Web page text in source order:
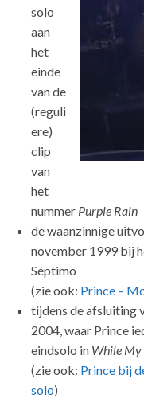
solo
aan
het
einde
van de
(reguli
ere)
clip
van
het
nummer Purple Rain
de waanzinnige
november 1999 bij
Séptimo
(zie ook: Prince –
tijdens de afsluiting
2004, waar Prince
eindsolo in While My
(zie ook: Prince bij
solo)